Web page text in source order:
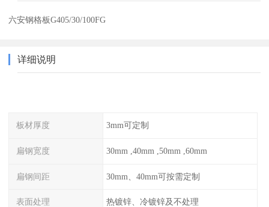
六安钢格板G405/30/100FG
详细说明
板材厚度 3mm可定制
扁钢宽度 30mm ,40mm ,50mm ,60mm
扁钢间距 30mm、40mm可按需定制
表面处理 热镀锌、冷镀锌及不处理